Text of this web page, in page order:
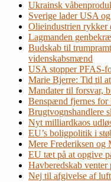
Ukrainsk
Sverige lader USA
Olieindustrien rykker
Lagmanden
Budskab til
videnskabsmænd
USA stopper PFAS-
Marie Bjerre: Tid til
Mandater til forsvar,
Benspænd fjernes for
Brugtvognshandlere
Nyt milliardkaos
EU’s boligpolitik i
Mere Frederiksen og
EU tæt på at opgive
Havberedskab
Nej til afgivelse af